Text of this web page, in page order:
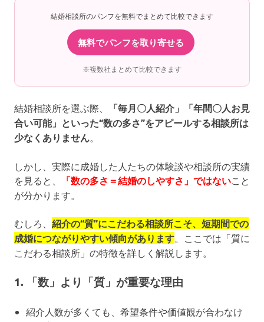
結婚相談所のパンフを無料でまとめて比較できます
無料でパンフを取り寄せる
※複数社まとめて比較できます
結婚相談所を選ぶ際、
「毎月〇人紹介」「年間〇人お見
合い可能」といった“数の多さ”をアピールする相談所は
少なくありません。
しかし、実際に成婚した人たちの体験談や相談所の実績
を見ると、
「数の多さ＝結婚のしやすさ」ではないこと
が分かります。
むしろ、 紹介の“質”にこだわる相談所こそ、短期間での
成婚につながりやすい傾向があります。ここでは「質に
こだわる相談所」の特徴を詳しく解説します。
1. 「数」より「質」が重要な理由
紹介人数が多くても、希望条件や価値観が合わなけ